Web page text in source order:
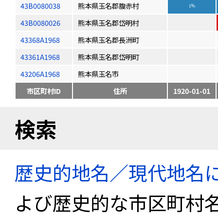
43B0080038 熊本県玉名郡腹赤村 1%
43B0080026
熊本県玉名郡岱明村
43368A1968
熊本県玉名郡長洲町
43361A1968
熊本県玉名郡岱明町
43206A1968
熊本県玉名市
市区町村ID
住所 1920-01-01
検索
歴史的地名／現代地名
よび歴史的な市区町村